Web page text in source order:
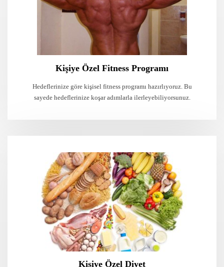
Kişiye Özel Fitness Programı
Hedeflerinize göre kişisel fitness programı hazırlıyoruz. Bu
sayede hedeflerinize koşar adımlarla ilerleyebiliyorsunuz.
Kişiye Özel Diyet